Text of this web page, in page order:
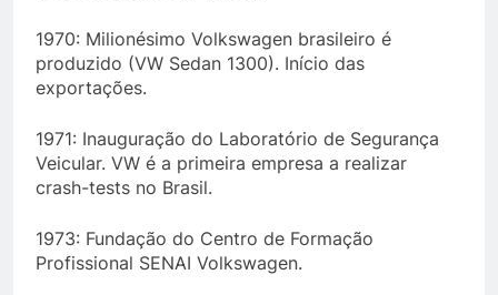
1970: Milionésimo Volkswagen brasileiro é
produzido (VW Sedan 1300). Início das
exportações.
1971: Inauguração do Laboratório de Segurança
Veicular. VW é a primeira empresa a realizar
crash-tests no Brasil.
1973: Fundação do Centro de Formação
Profissional SENAI Volkswagen.